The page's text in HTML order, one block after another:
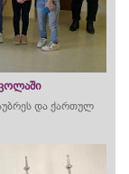
და ქართულ